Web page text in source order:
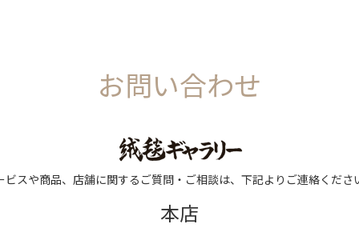
お問い合わせ
ビスや商品、店舗に関するご質問・ご相談は、下記よりご連絡くださ
本店